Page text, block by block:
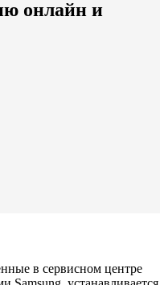
онлайн и
в сервисном центре